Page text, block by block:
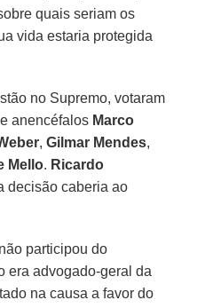
quais seriam os
vida estaria protegida
no Supremo, votaram
anencéfalos Marco
,Gilmar Mendes,
Mello. Ricardo
decisão caberia ao
participou do
era advogado-geral da
na causa a favor do